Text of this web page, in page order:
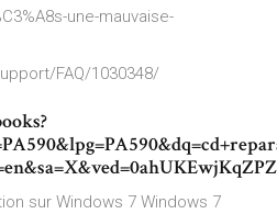
une-mauvaise-
FAQ/1030348/
sur Windows 7 Windows 7